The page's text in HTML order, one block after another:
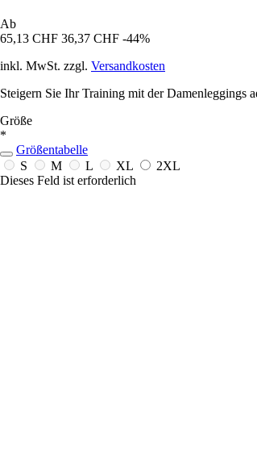
Ab
65,13 CHF 36,37 CHF -44%
inkl. MwSt. zzgl. Versandkosten
Steigern Sie Ihr Training mit der Damenleggings
Größe
*
Größentabelle
S
M L XL
2XL
Dieses Feld ist erforderlich